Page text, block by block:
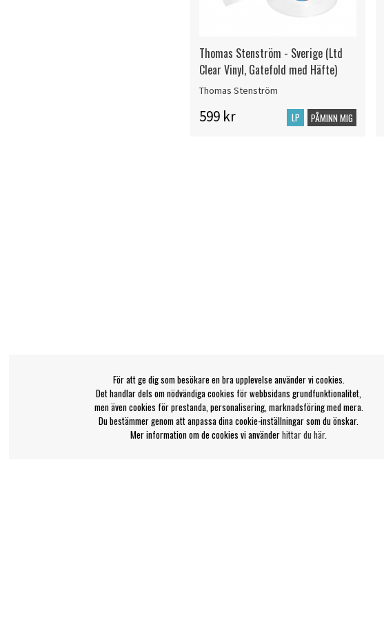
Thomas Stenström - Sverige (Ltd
Clear Vinyl, Gatefold med Häfte)
Thomas Stenström
599 kr LP PÅMINN MIG
För att ge dig som besökare en bra upplevelse använder vi cookies.
Det handlar dels om nödvändiga cookies för webbsidans grundfunktionalitet,
men även cookies för prestanda, personalisering, marknadsföring med mera.
Du bestämmer genom att anpassa dina cookie-inställningar som du önskar.
Mer information om de cookies vi använderhittar du här.